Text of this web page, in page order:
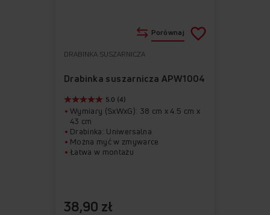
DRABINKA SUSZARNICZA
Drabinka suszarnicza APW1004
5.0 (4)
Wymiary (SxWxG): 38 cm x 4.5 cm x
43 cm
Drabinka: Uniwersalna
Można myć w zmywarce
Łatwa w montażu
38,90 zł
Porównaj
ulubionych
z